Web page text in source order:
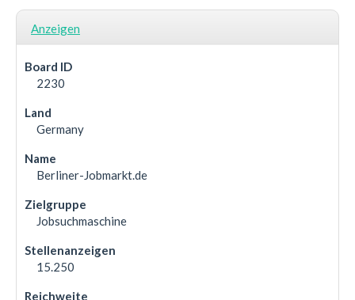
Anzeigen
2230
Germany
Berliner-Jobmarkt.de
Jobsuchmaschine
15.250